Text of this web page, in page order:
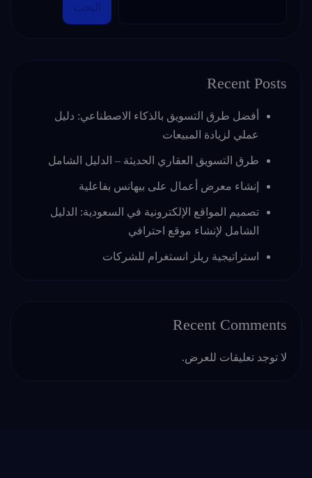
البحث
Recent Posts
أفضل طرق التسويق بالذكاء الاصطناعي: دليل
عملي لزيادة المبيعات
طرق التسويق العقاري الحديثة – الدليل الشامل
إنشاء معرض أعمال على بيهانس بفاعلية
تصميم المواقع الإلكترونية في السعودية: الدليل
الشامل لإنشاء موقع احترافي
استراتيجية ريلز انستغرام للشركات
Recent Comments
لا توجد تعليقات للعرض.